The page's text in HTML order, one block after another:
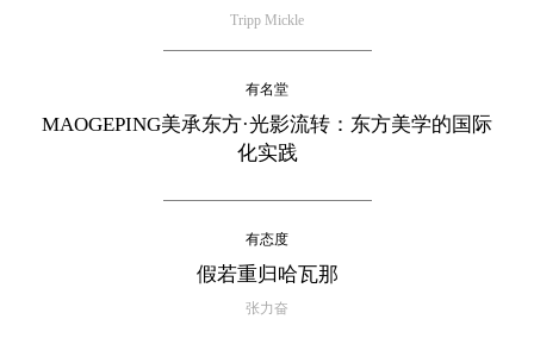
Tripp Mickle
有名堂
MAOGEPING美承东方·光影流转：东方美学的国际
化实践
有态度
假若重归哈瓦那
张力奋